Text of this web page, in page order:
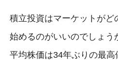
積立投資はマーケットがど
始めるのがいいのでしょう
平均株価は34年ぶりの最高